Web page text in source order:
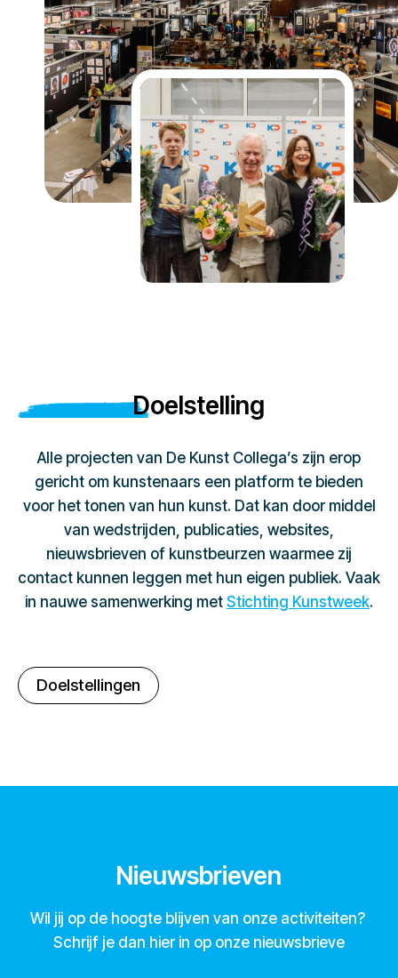
Doelstelling
Alle projecten van De Kunst Collega’s zijn erop
gericht om kunstenaars een platform te bieden
voor het tonen van hun kunst. Dat kan door middel
van wedstrijden, publicaties, websites,
nieuwsbrieven of kunstbeurzen waarmee zij
contact kunnen leggen met hun eigen publiek. Vaak
in nauwe samenwerking met Stichting Kunstweek.
Doelstellingen
Nieuwsbrieven
Wil jij op de hoogte blijven van onze activiteiten?
Schrijf je dan hier in op onze nieuwsbrieve